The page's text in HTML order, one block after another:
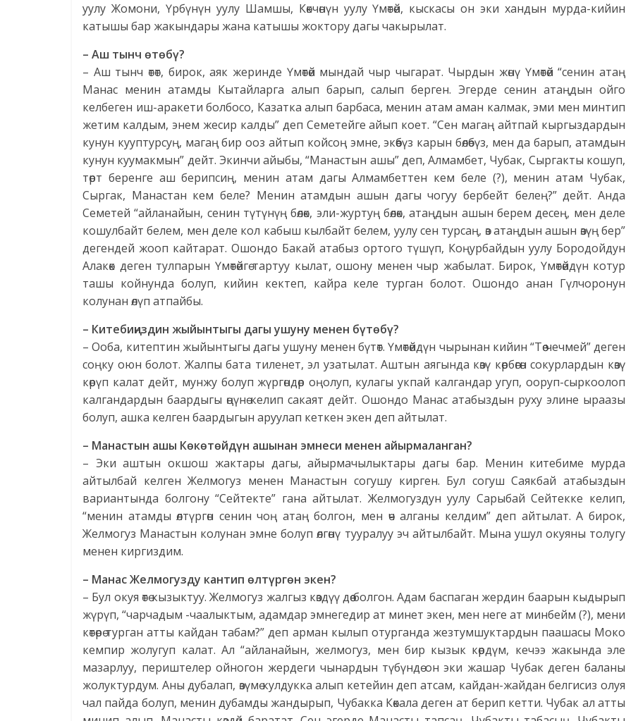
уулу Жомони, Үрбүнүн уулу Шамшы, Көкчөнүн уулу Үмөтөй, кыскасы он эки хандын мурда-кийин
катышы бар жакындары жана катышы жоктору дагы чакырылат.
– Аш тынч өтөбү?
– Аш тынч өтөт, бирок, аяк жеринде Үмөтөй мындай чыр чыгарат. Чырдын жөнү Үмөтөй “сенин атаң
Манас менин атамды Кытайларга алып барып, салып берген. Эгерде сенин атаңдын ойго
келбеген иш-аракети болбосо, Казатка алып барбаса, менин атам аман калмак, эми мен минтип
жетим калдым, энем жесир калды” деп Семетейге айып коет. “Сен магаң айтпай кыргыздардын
кунун кууптурсуң, магаң бир ооз айтып койсоң эмне, экөөбүз карын бөлөбүз, мен да барып, атамдын
кунун куумакмын” дейт. Экинчи айыбы, “Манастын ашы” деп, Алмамбет, Чубак, Сыргакты кошуп,
төрт беренге аш берипсиң, менин атам дагы Алмамбеттен кем беле (?), менин атам Чубак,
Сыргак, Манастан кем беле? Менин атамдын ашын дагы чогуу бербейт белең?” дейт. Анда
Семетей “айланайын, сенин түтүнүң бөлөк, эли-журтуң бөлөк, атаңдын ашын берем десең, мен деле
кошулбайт белем, мен деле кол кабыш кылбайт белем, уулу сен турсаң, өз атаңдын ашын өзүң бер”
дегендей жооп кайтарат. Ошондо Бакай атабыз ортого түшүп, Коңурбайдын уулу Бородойдун
Алакөк деген тулпарын Үмөтөйгө тартуу кылат, ошону менен чыр жабылат. Бирок, Үмөтөйдүн котур
ташы койнунда болуп, кийин кектеп, кайра келе турган болот. Ошондо анан Гүлчоронун
колунан өлүп атпайбы.
– Китебиңиздин жыйынтыгы дагы ушуну менен бүтөбү?
– Ооба, китептин жыйынтыгы дагы ушуну менен бүтөт. Үмөтөйдүн чырынан кийин “Төө чечмей” деген
соңку оюн болот. Жалпы бата тиленет, эл узатылат. Аштын аягында көзү көрбөгөн сокурлардын көзү
көрүп калат дейт, мунжу болуп жүргөндөр оңолуп, кулагы укпай калгандар угуп, ооруп-сыркоолоп
калгандардын баардыгы өңүнө келип сакаят дейт. Ошондо Манас атабыздын руху элине ыраазы
болуп, ашка келген баардыгын аруулап кеткен экен деп айтылат.
– Манастын ашы Көкөтөйдүн ашынан эмнеси менен айырмаланган?
– Эки аштын окшош жактары дагы, айырмачылыктары дагы бар. Менин китебиме мурда
айтылбай келген Желмогуз менен Манастын согушу кирген. Бул согуш Саякбай атабыздын
вариантында болгону “Сейтекте” гана айтылат. Желмогуздун уулу Сарыбай Сейтекке келип,
“менин атамды өлтүргөн сенин чоң атаң болгон, мен өч алганы келдим” деп айтылат. А бирок,
Желмогуз Манастын колунан эмне болуп өлгөнү тууралуу эч айтылбайт. Мына ушул окуяны толугу
менен киргиздим.
– Манас Желмогузду кантип өлтүргөн экен?
– Бул окуя өтө кызыктуу. Желмогуз жалгыз көздүү дөө болгон. Адам баспаган жердин баарын кыдырып
жүрүп, “чарчадым -чаалыктым, адамдар эмнегедир ат минет экен, мен неге ат минбейм (?), мени
көтөрө турган атты кайдан табам?” деп арман кылып отурганда жезтумшуктардын паашасы Моко
кемпир жолугуп калат. Ал “айланайын, желмогуз, мен бир кызык көрдүм, кечээ жакында эле
мазарлуу, периштелер ойногон жердеги чынардын түбүндө он эки жашар Чубак деген баланы
жолуктурдум. Аны дубалап, өзүмө кулдукка алып кетейин деп атсам, кайдан-жайдан белгисиз олуя
чал пайда болуп, менин дубамды жандырып, Чубакка Көкала деген ат берип кетти. Чубак ал атты